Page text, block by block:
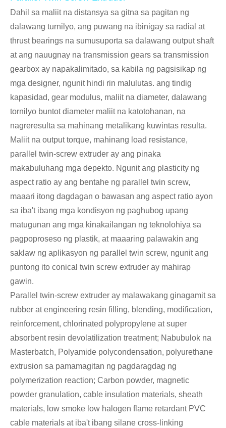
Dahil sa maliit na distansya sa gitna sa pagitan ng
dalawang turnilyo, ang puwang na ibinigay sa radial at
thrust bearings na sumusuporta sa dalawang output shaft
at ang nauugnay na transmission gears sa transmission
gearbox ay napakalimitado, sa kabila ng pagsisikap ng
mga designer, ngunit hindi rin malulutas. ang tindig
kapasidad, gear modulus, maliit na diameter, dalawang
tornilyo buntot diameter maliit na katotohanan, na
nagreresulta sa mahinang metalikang kuwintas resulta.
Maliit na output torque, mahinang load resistance,
parallel twin-screw extruder ay ang pinaka
makabuluhang mga depekto. Ngunit ang plasticity ng
aspect ratio ay ang bentahe ng parallel twin screw,
maaari itong dagdagan o bawasan ang aspect ratio ayon
sa iba't ibang mga kondisyon ng paghubog upang
matugunan ang mga kinakailangan ng teknolohiya sa
pagpoproseso ng plastik, at maaaring palawakin ang
saklaw ng aplikasyon ng parallel twin screw, ngunit ang
puntong ito conical twin screw extruder ay mahirap
gawin.
Parallel twin-screw extruder ay malawakang ginagamit sa
rubber at engineering resin filling, blending, modification,
reinforcement, chlorinated polypropylene at super
absorbent resin devolatilization treatment; Nabubulok na
Masterbatch, Polyamide polycondensation, polyurethane
extrusion sa pamamagitan ng pagdaragdag ng
polymerization reaction; Carbon powder, magnetic
powder granulation, cable insulation materials, sheath
materials, low smoke low halogen flame retardant PVC
cable materials at iba't ibang silane cross-linking